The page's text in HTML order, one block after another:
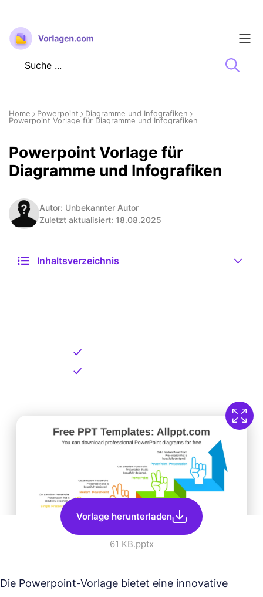
Zum
Inhalt
springen
Home Powerpoint
Diagramme und Infografiken
Powerpoint Vorlage für Diagramme und Infografiken
Powerpoint Vorlage für
Diagramme und Infografiken
Autor: Unbekannter Autor
Zuletzt aktualisiert: 18.08.2025
Inhaltsverzeichnis
Vorlage herunterladen
61 KB.pptx
Die Powerpoint-Vorlage bietet eine innovative